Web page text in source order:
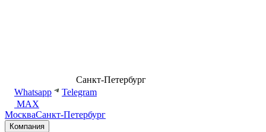
Санкт-Петербург
Whatsapp
Telegram
MAX
МоскваСанкт-Петербург
Компания